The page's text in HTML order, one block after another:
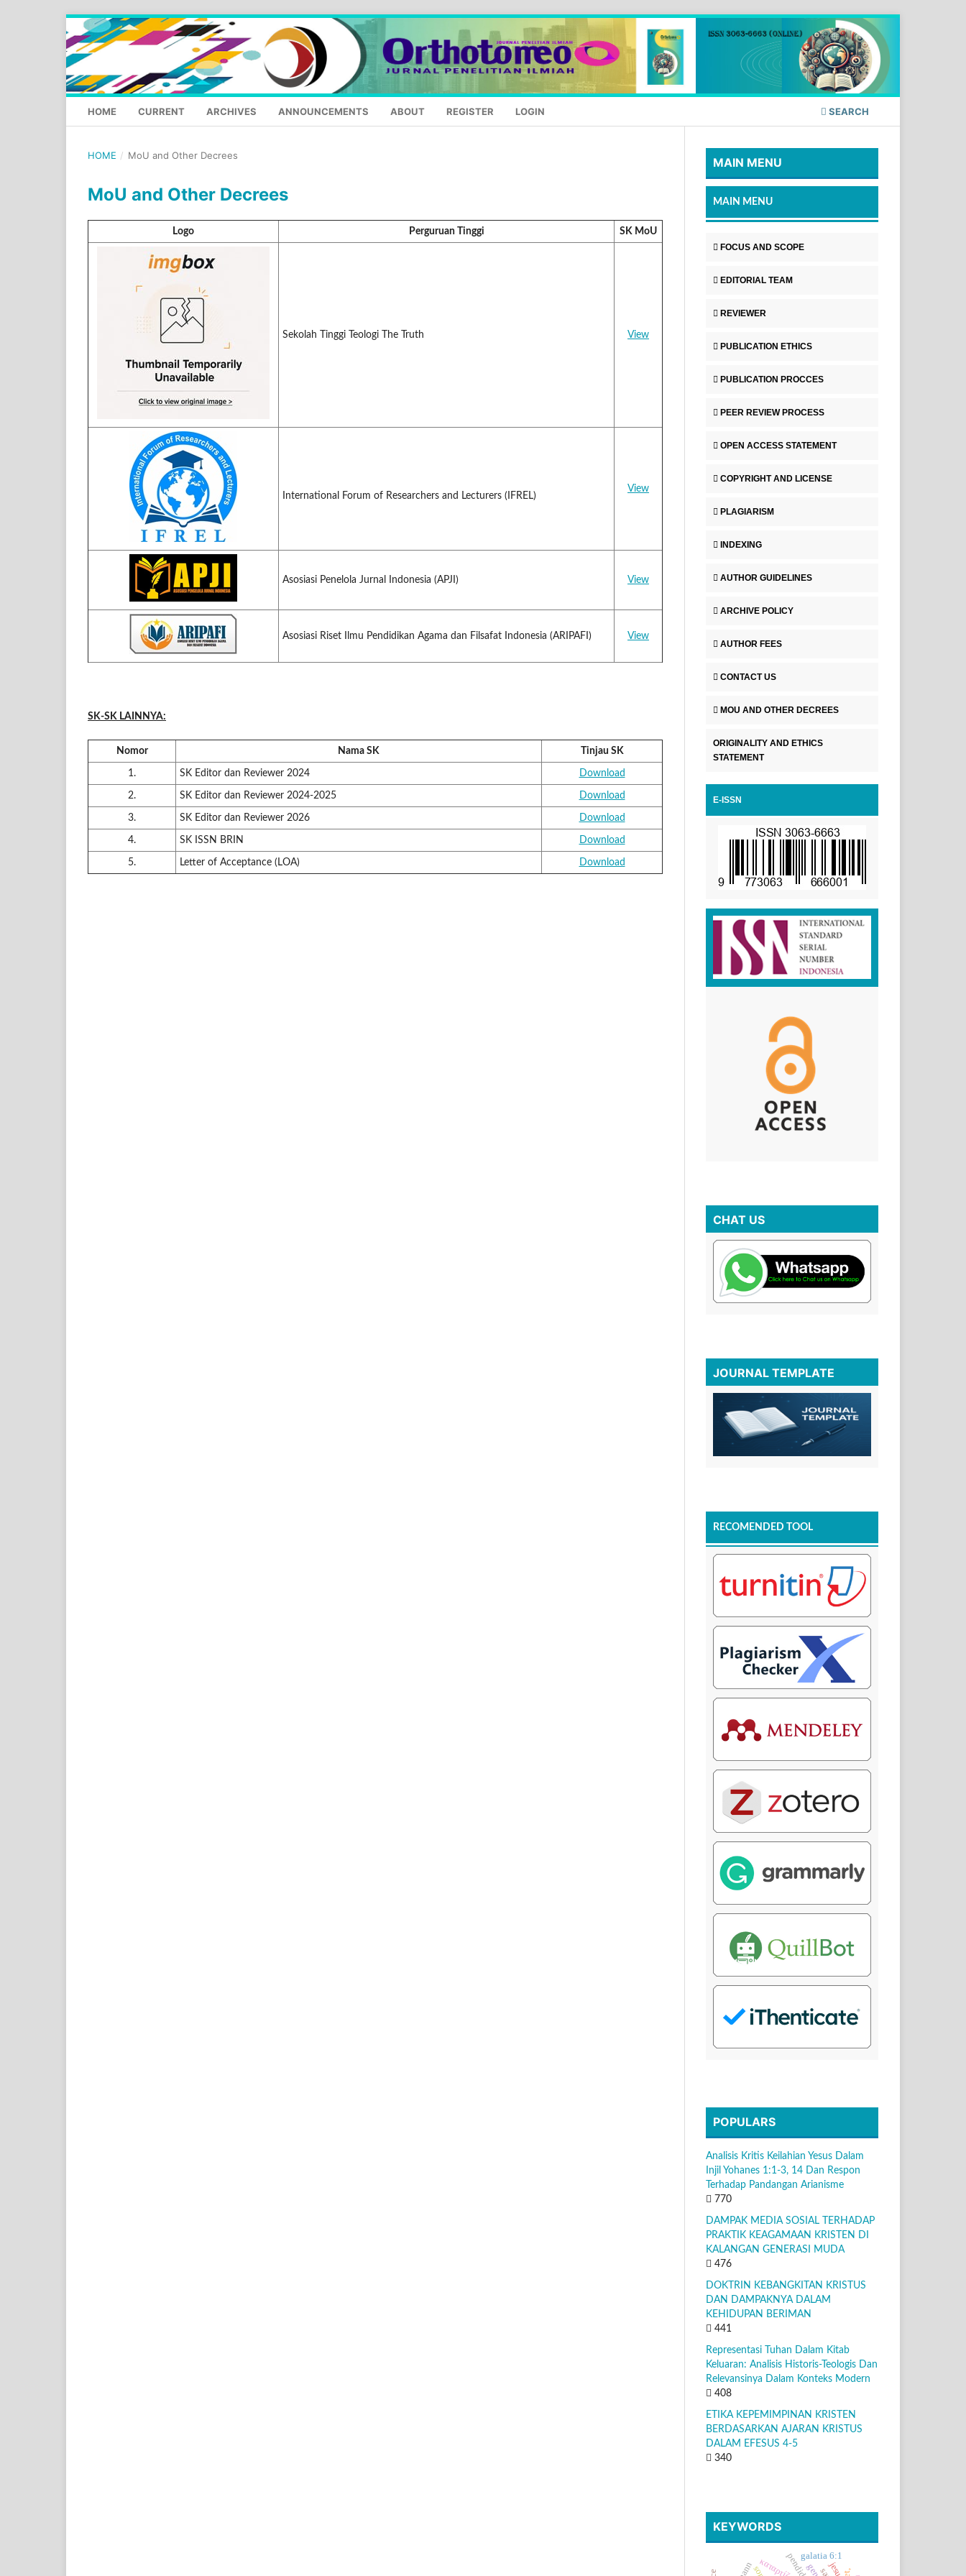
HOME CURRENT ARCHIVES ANNOUNCEMENTS ABOUT REGISTER LOGIN SEARCH
HOME / MoU and Other Decrees
MoU and Other Decrees
Logo Perguruan Tinggi SK MoU
Sekolah Tinggi Teologi The Truth View
International Forum of Researchers and Lecturers (IFREL)
View
Asosiasi Penelola Jurnal Indonesia (APJI) View
Asosiasi Riset Ilmu Pendidikan Agama dan Filsafat Indonesia (ARIPAFI) View
SK-SK LAINNYA:
Nomor Nama SK Tinjau SK
1. SK Editor dan Reviewer 2024 Download
2. SK Editor dan Reviewer 2024-2025 Download
3. SK Editor dan Reviewer 2026 Download
4. SK ISSN BRIN Download
5. Letter of Acceptance (LOA) Download
MAIN MENU
MAIN MENU
FOCUS AND SCOPE
EDITORIAL TEAM
REVIEWER
PUBLICATION ETHICS
PUBLICATION PROCCES
PEER REVIEW PROCESS
OPEN ACCESS STATEMENT
COPYRIGHT AND LICENSE
PLAGIARISM
INDEXING
AUTHOR GUIDELINES
ARCHIVE POLICY
AUTHOR FEES
CONTACT US
MOU AND OTHER DECREES
ORIGINALITY AND ETHICS
STATEMENT
E-ISSN
CHAT US
JOURNAL TEMPLATE
RECOMENDED TOOL
POPULARS
Analisis Kritis Keilahian Yesus Dalam
Injil Yohanes 1:1-3, 14 Dan Respon
Terhadap Pandangan Arianisme
770
DAMPAK MEDIA SOSIAL TERHADAP
PRAKTIK KEAGAMAAN KRISTEN DI
KALANGAN GENERASI MUDA
476
DOKTRIN KEBANGKITAN KRISTUS
DAN DAMPAKNYA DALAM
KEHIDUPAN BERIMAN
441
Representasi Tuhan Dalam Kitab
Keluaran: Analisis Historis-Teologis Dan
Relevansinya Dalam Konteks Modern
408
ETIKA KEPEMIMPINAN KRISTEN
BERDASARKAN AJARAN KRISTUS
DALAM EFESUS 4-5
340
KEYWORDS
galatia 6:1
jesus